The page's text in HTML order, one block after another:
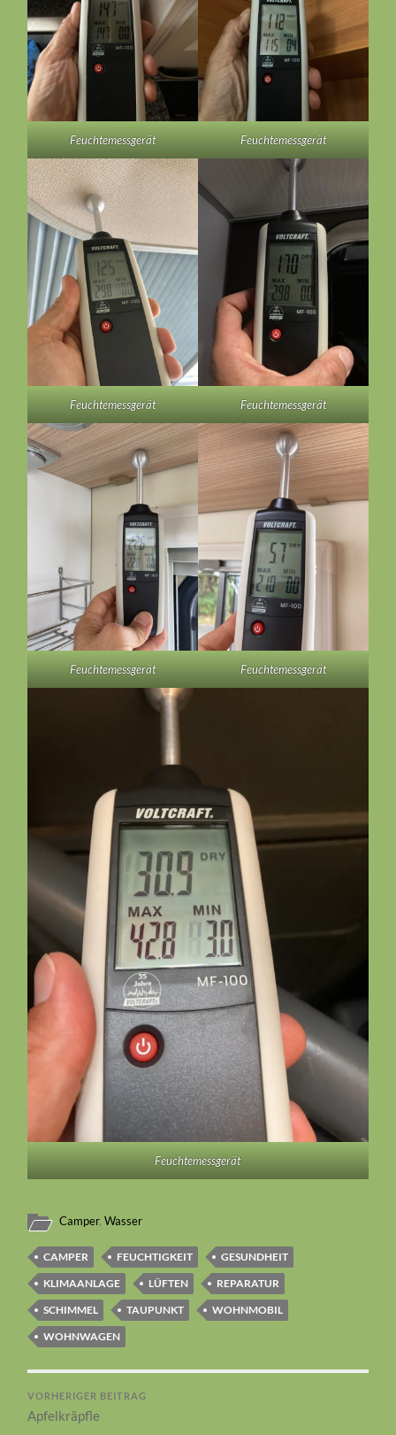
Feuchtemessgerät Feuchtemessgerät
Feuchtemessgerät Feuchtemessgerät
Feuchtemessgerät Feuchtemessgerät
Feuchtemessgerät
Camper,Wasser
CAMPER FEUCHTIGKEIT
GESUNDHEIT
KLIMAANLAGE
LÜFTEN
REPARATUR
SCHIMMEL
TAUPUNKT
WOHNMOBIL
WOHNWAGEN
VORHERIGER BEITRAG
Apfelkräpfle